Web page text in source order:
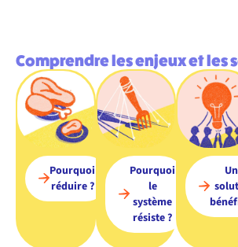
Comprendre les enjeux et les
Pourquoi
réduire ?
Pourquoi
le
système
résiste ?